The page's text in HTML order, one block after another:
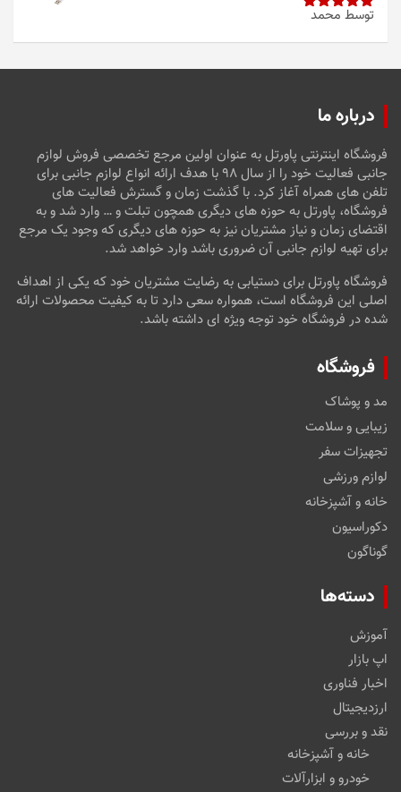
امتیاز5از
توسط محمد
درباره ما
فروشگاه اینترنتی پاورتل به عنوان اولین مرجع تخصصی فروش لوازم
جانبی فعالیت خود را از سال ۹۸ با هدف ارائه انواع لوازم جانبی برای
تلفن های همراه آغاز کرد. با گذشت زمان و گسترش فعالیت های
فروشگاه، پاورتل به حوزه های دیگری همچون تبلت و … وارد شد و به
اقتضای زمان و نیاز مشتریان نیز به حوزه های دیگری که وجود یک مرجع
برای تهیه لوازم جانبی آن ضروری باشد وارد خواهد شد.
فروشگاه پاورتل برای دستیابی به رضایت مشتریان خود که یکی از اهداف
اصلی این فروشگاه است، همواره سعی دارد تا به کیفیت محصولات ارائه
شده در فروشگاه خود توجه ویژه ای داشته باشد.
فروشگاه
مد و پوشاک
زیبایی و سلامت
تجهیزات سفر
لوازم ورزشی
خانه و آشپزخانه
دکوراسیون
گوناگون
دسته‌ها
آموزش
اپ بازار
اخبار فناوری
ارزدیجیتال
نقد و بررسی
خانه و آشپزخانه
خودرو و ابزارآلات